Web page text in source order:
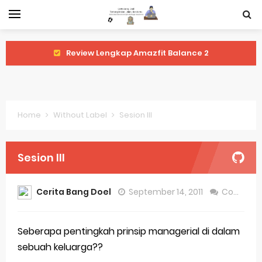
Review Lengkap Amazfit Balance 2
Review Lengkap Samsung Galaxy Watch 7
Perubahan Regulasi Merek Dagang
Sejarah Merek Dagang Terkenal
Evolusi Identitas Dagang
Review Lengkap Apple Watch Series 10
Home Without Label Sesion III
Sesion III
Cerita Bang Doel September 14, 2011 Comment
Seberapa pentingkah prinsip managerial di dalam
sebuah keluarga??